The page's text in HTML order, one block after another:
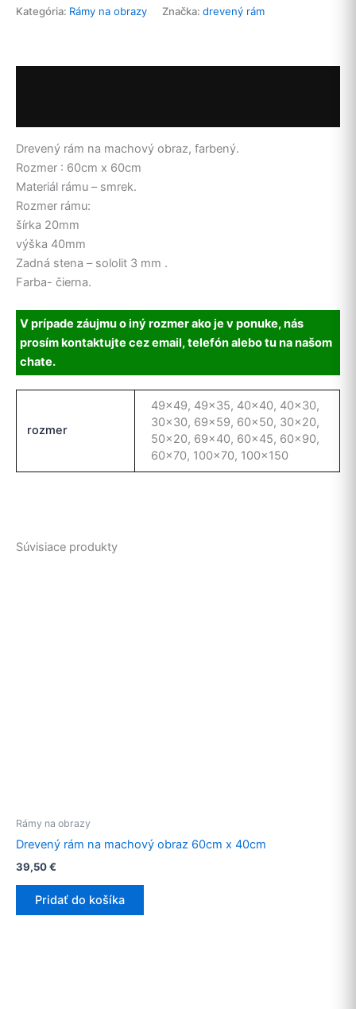
na
Kategória: Rámy na obrazy Značka: drevený rám
Drevený rám na machový obraz, farbený.
Rozmer : 60cm x 60cm
Materiál rámu – smrek.
Rozmer rámu:
šírka 20mm
výška 40mm
Zadná stena – sololit 3 mm .
Farba- čierna.
V prípade záujmu o iný rozmer ako je v ponuke, nás
prosím kontaktujte cezemail, telefón alebo tu na našom
chate.
rozmer
49×49, 49×35, 40×40, 40×30,
30×30, 69×59, 60×50, 30×20,
50×20, 69×40, 60×45, 60×90,
60×70, 100×70, 100×150
Súvisiace produkty
Rámy na obrazy
Drevený rám na machový obraz 60cm x 40cm
39,50€
Pridať do košíka